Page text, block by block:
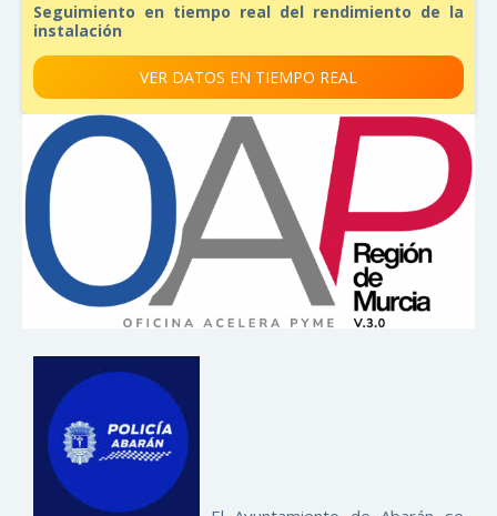
Seguimiento en tiempo real del rendimiento de la
instalación
VER DATOS EN TIEMPO REAL